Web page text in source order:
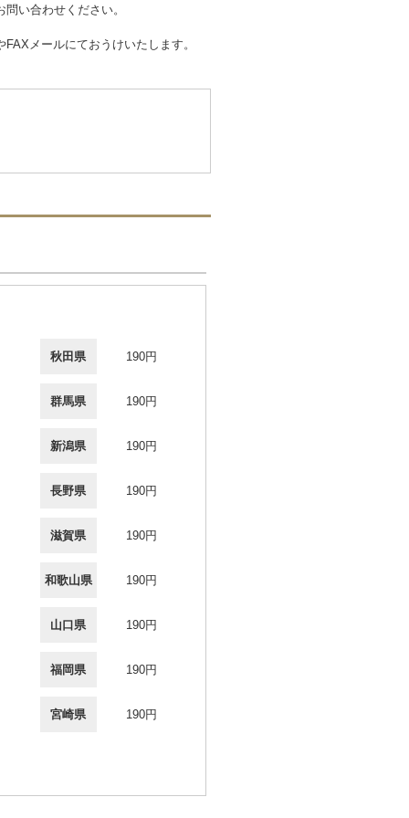
い合わせください。
メールにておうけいたします。
秋田県 190円
群馬県 190円
新潟県 190円
長野県 190円
滋賀県 190円
和歌山県 190円
山口県 190円
福岡県 190円
宮崎県 190円